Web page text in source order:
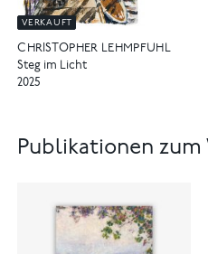
VERKAUFT
CHRISTOPHER LEHMPFUHL
Steg im Licht
2025
Publikationen zum